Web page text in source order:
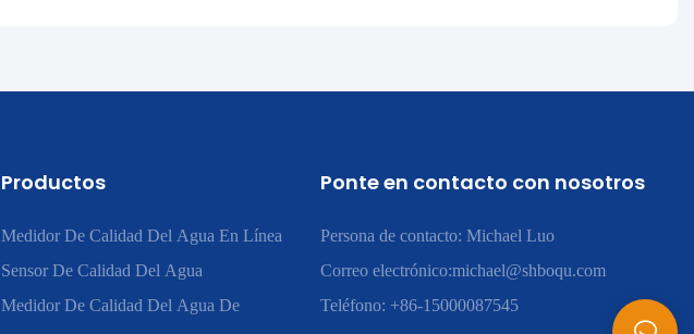
Productos
Medidor De Calidad Del Agua En Línea
Sensor De Calidad Del Agua
Medidor De Calidad Del Agua De
Ponte en contacto con nosotros
Persona de contacto: Michael Luo
Correo electrónico:michael@shboqu.com
Teléfono: +86-15000087545